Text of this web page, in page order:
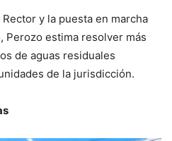
y la puesta en marcha
Perozo estima resolver más
de aguas residuales
de la jurisdicción.